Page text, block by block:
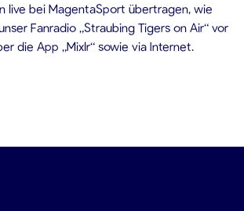
live bei MagentaSport übertragen, wie
Fanradio „Straubing Tigers on Air“ vor
die App „Mixlr“ sowie via Internet.